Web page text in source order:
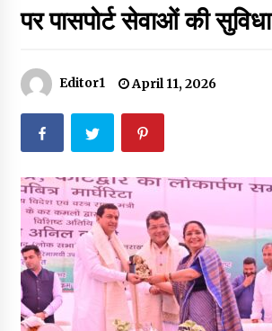
September 6, 2023
May 18, 2022
Thought Of The Day 17 May
May 17, 2022
Thought Of The Day 16 May
May 16, 2022
Thought Of The Day 14 May
पर पासपोर्ट सेवाओं की सुविधा
Editor1 April 11, 2026